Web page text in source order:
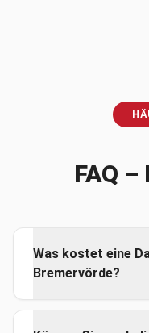
FAQ –
Was kostet eine
Bremervörde?